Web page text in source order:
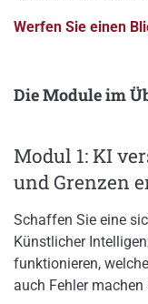
Werfen Sie einen
Die Module im
Modul 1: KI
und Grenzen
Schaffen Sie eine
Künstlicher
funktionieren,
auch Fehler machen